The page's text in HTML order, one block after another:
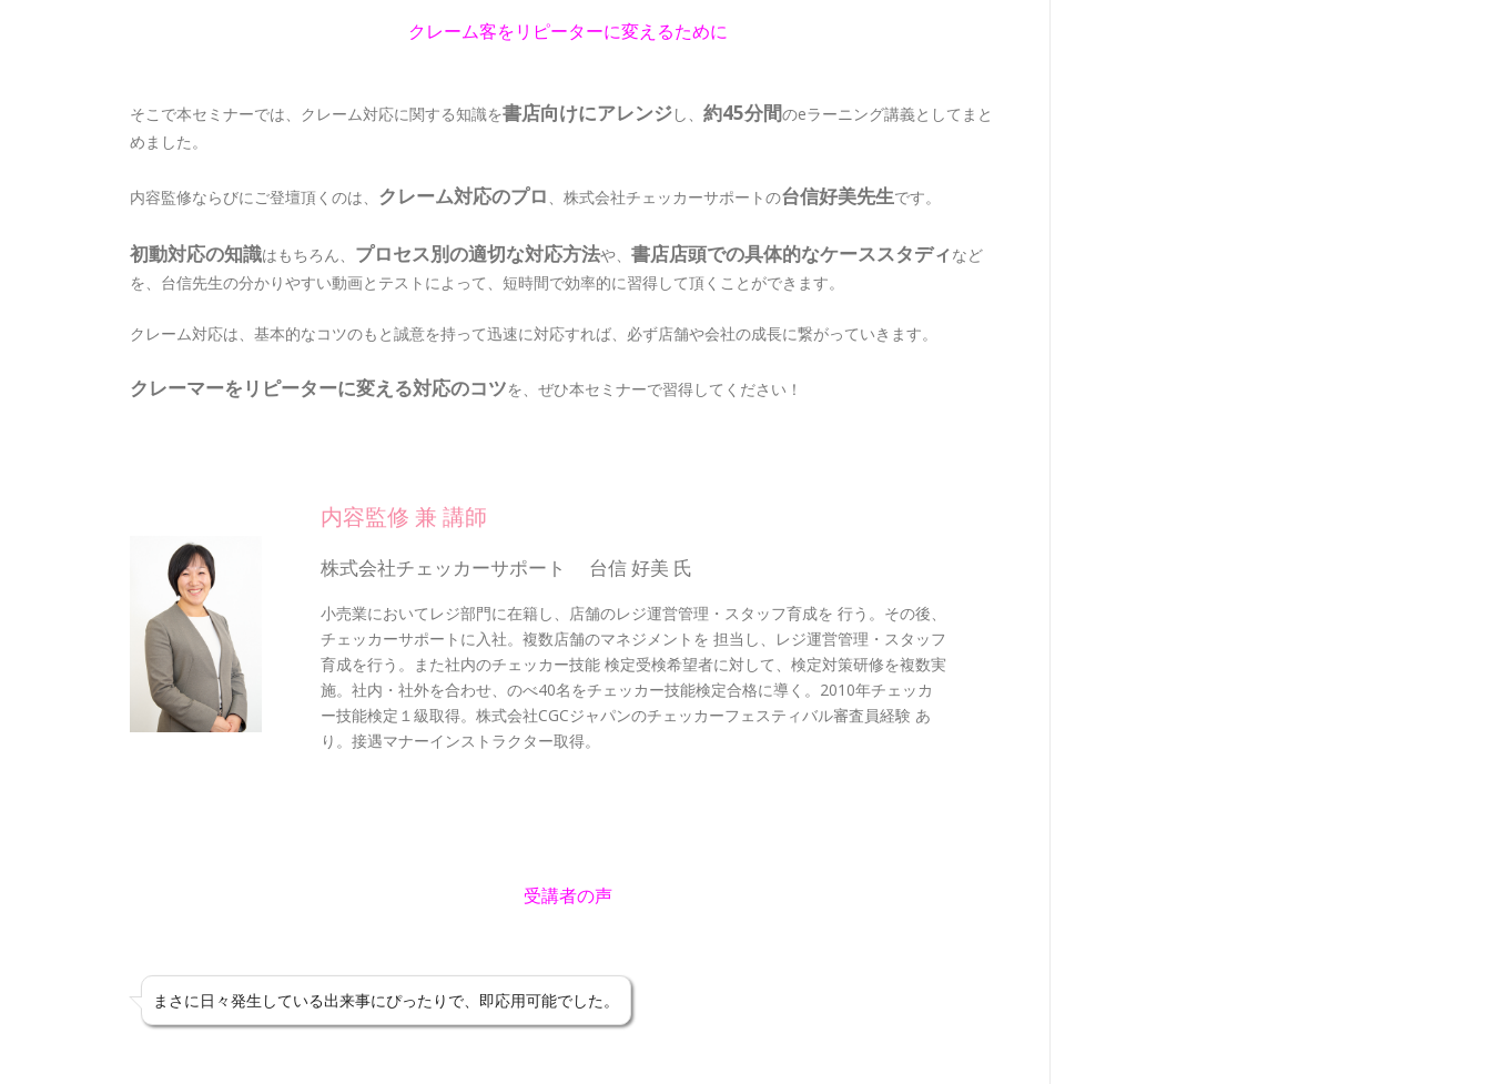
クレーム客をリピーターに変えるために
そこで本セミナーでは、クレーム対応に関する知識を書店向けにアレンジし、 約45分間のeラーニング講義としてまと
めました。
内容監修ならびにご登壇頂くのは、 クレーム対応のプロ 、株式会社チェッカーサポートの台信好美先生です。
初動対応の知識はもちろん、 プロセス別の適切な対応方法や、 書店店頭での具体的なケーススタディなど
を、台信先生の分かりやすい動画とテストによって、短時間で効率的に習得して頂くことができます。
クレーム対応は、基本的なコツのもと誠意を持って迅速に対応すれば、必ず店舗や会社の成長に繋がっていきます。
クレーマーをリピーターに変える対応のコツを、ぜひ本セミナーで習得してください！
内容監修 兼 講師
株式会社チェッカーサポート 台信 好美 氏
小売業においてレジ部門に在籍し、店舗のレジ運営管理・スタッフ育成を 行う。その後、
チェッカーサポートに入社。複数店舗のマネジメントを 担当し、レジ運営管理・スタッフ
育成を行う。また社内のチェッカー技能 検定受検希望者に対して、検定対策研修を複数実
施。社内・社外を合わせ、のべ40名をチェッカー技能検定合格に導く。2010年チェッカ
ー技能検定１級取得。株式会社CGCジャパンのチェッカーフェスティバル審査員経験 あ
り。接遇マナーインストラクター取得。
受講者の声
まさに日々発生している出来事にぴったりで、即応用可能でした。